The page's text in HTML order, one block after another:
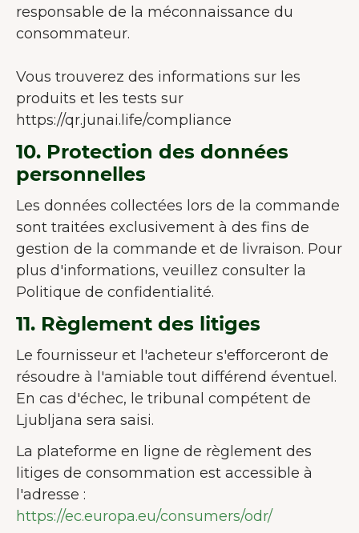
responsable de la méconnaissance du
consommateur.
Vous trouverez des informations sur les
produits et les tests sur
https://qr.junai.life/compliance
10. Protection des données
personnelles
Les données collectées lors de la commande
sont traitées exclusivement à des fins de
gestion de la commande et de livraison. Pour
plus d'informations, veuillez consulter la
Politique de confidentialité.
11. Règlement des litiges
Le fournisseur et l'acheteur s'efforceront de
résoudre à l'amiable tout différend éventuel.
En cas d'échec, le tribunal compétent de
Ljubljana sera saisi.
La plateforme en ligne de règlement des
litiges de consommation est accessible à
l'adresse :
https://ec.europa.eu/consumers/odr/